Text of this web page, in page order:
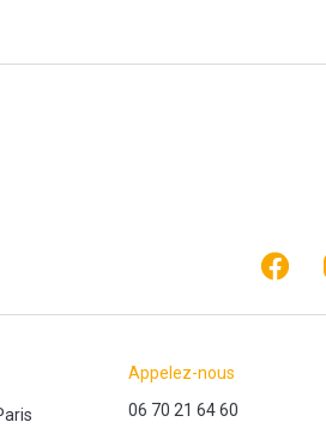
Appelez-nous
06 70 21 64 60